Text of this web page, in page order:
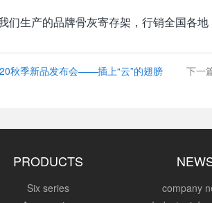
生产的品牌骨灰寄存架，行销全国各
秋季新品发布会——插上“云”的翅膀 下一
PRODUCTS
Six series
company